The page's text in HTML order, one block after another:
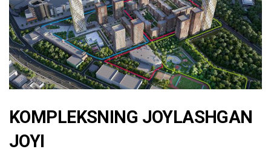
KOMPLEKSNING JOYLASHGAN
JOYI